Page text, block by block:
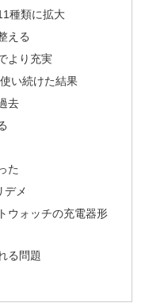
種類に拡大
える
より充実
い続けた結果
去
た
デメ
ウォッチの充電器形
る問題